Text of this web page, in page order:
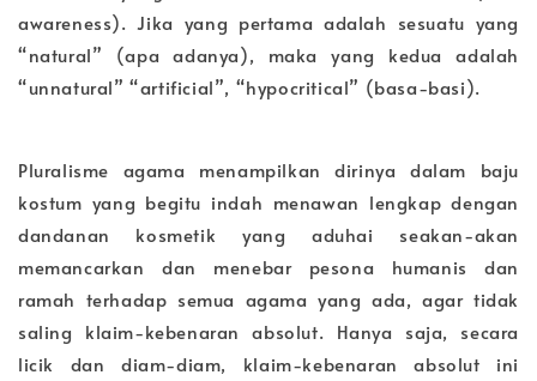
awareness). Jika yang pertama adalah sesuatu yang
“natural” (apa adanya), maka yang kedua adalah
“unnatural” “artificial”, “hypocritical” (basa-basi).
Pluralisme agama menampilkan dirinya dalam baju
kostum yang begitu indah menawan lengkap dengan
dandanan kosmetik yang aduhai seakan-akan
memancarkan dan menebar pesona humanis dan
ramah terhadap semua agama yang ada, agar tidak
saling klaim-kebenaran absolut. Hanya saja, secara
licik dan diam-diam, klaim-kebenaran absolut ini